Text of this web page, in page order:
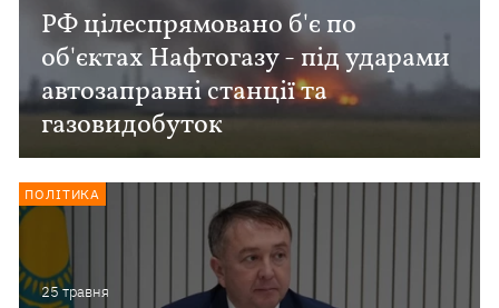
РФ цілеспрямовано б'є по
об'єктах Нафтогазу - під ударами
автозаправні станції та
газовидобуток
25 травня
ПОЛІТИКА